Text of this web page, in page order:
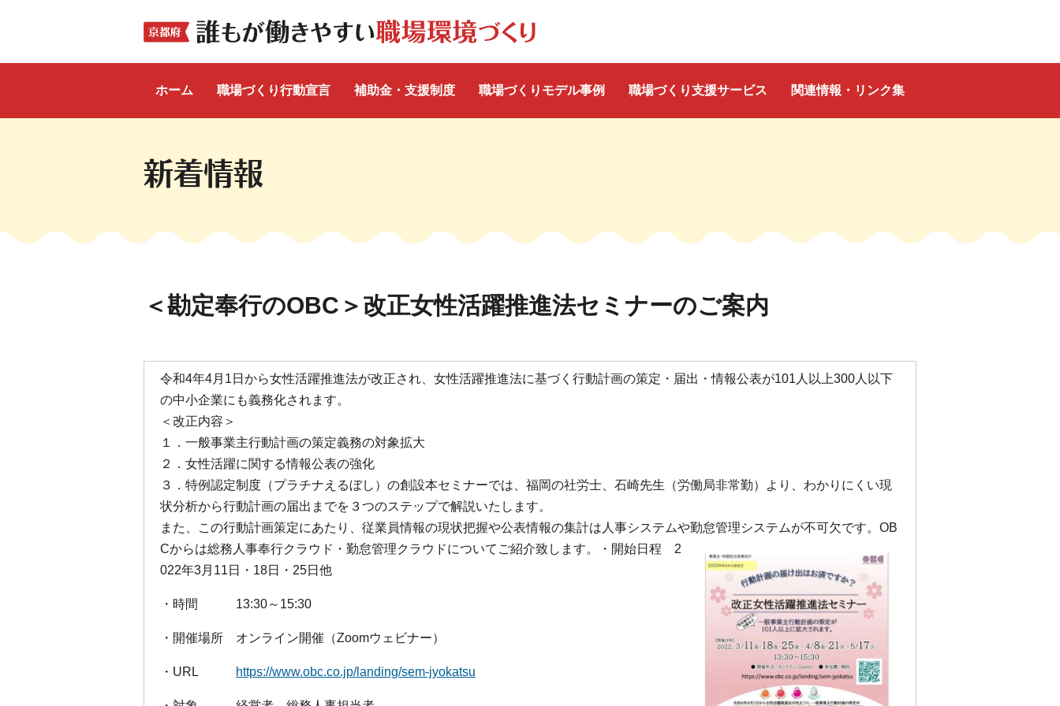
ホーム 職場づくり行動宣言 補助金・支援制度 職場づくりモデル事例 職場づくり支援サービス 関連情報・リンク集
新着情報
＜勘定奉行のOBC＞改正女性活躍推進法セミナーのご案内
令和4年4月1日から女性活躍推進法が改正され、女性活躍推進法に基づく行動計画の策定・届出・情報公表が101人以上300人以下
の中小企業にも義務化されます。
＜改正内容＞
１．一般事業主行動計画の策定義務の対象拡大
２．女性活躍に関する情報公表の強化
３．特例認定制度（プラチナえるぼし）の創設本セミナーでは、福岡の社労士、石崎先生（労働局非常勤）より、わかりにくい現
状分析から行動計画の届出までを３つのステップで解説いたします。
また、この行動計画策定にあたり、従業員情報の現状把握や公表情報の集計は人事システムや勤怠管理システムが不可欠です。OB
Cからは総務人事奉行クラウド・勤怠管理クラウドについてご紹介致します。
・開始日程 2
022年3月11日・18日・25日他
・時間 13:30～15:30
・開催場所 オンライン開催（Zoomウェビナー）
・URL https://www.obc.co.jp/landing/sem-jyokatsu